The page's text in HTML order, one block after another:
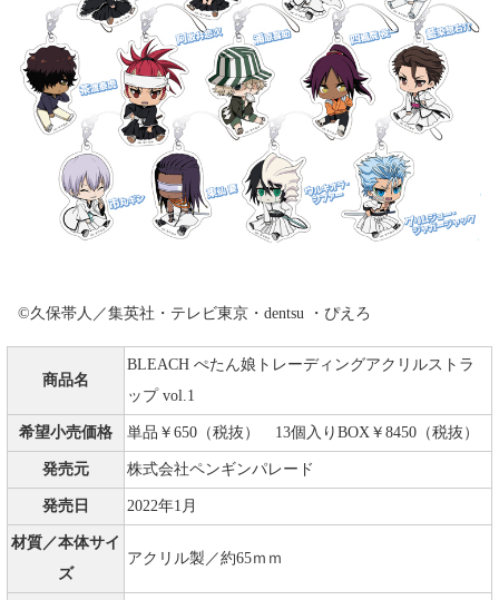
©久保帯人／集英社・テレビ東京・dentsu ・ぴえろ
商品名
BLEACH ぺたん娘トレーディングアクリルストラ
ップ vol.1
希望小売価格 単品￥650（税抜） 13個入りBOX￥8450（税抜）
発売元 株式会社ペンギンパレード
発売日 2022年1月
材質／本体サイ
ズ
アクリル製／約65ｍｍ